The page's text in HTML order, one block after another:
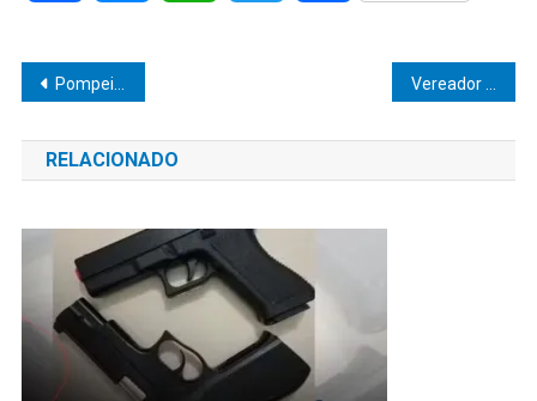
Navegação
de
Post
Pompeia dá um grande passo para o futuro: Prefeito Diogo anuncia medidas para a Primeira Infância e fortalecimento da Rede Protetiva Vereador Batata Corredato Destaca Importância do Programa Municipal de Alimentação e Investimentos para a Educação
RELACIONADO